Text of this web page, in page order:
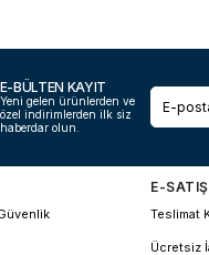
E-BÜLTEN KAYIT
Yeni gelen ürünlerden ve
özel indirimlerden ilk siz
haberdar olun.
E-
Teslimat
Ücretsiz